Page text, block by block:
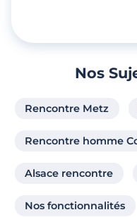
Nos
Rencontre Metz
Rencontre homme
Alsace rencontre
Nos fonctionnalités